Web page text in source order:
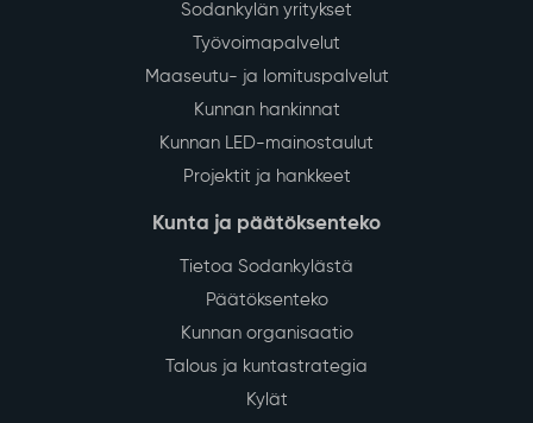
Sodankylän yritykset
Työvoimapalvelut
Maaseutu- ja lomituspalvelut
Kunnan hankinnat
Kunnan LED-mainostaulut
Projektit ja hankkeet
Kunta ja päätöksenteko
Tietoa Sodankylästä
Päätöksenteko
Kunnan organisaatio
Talous ja kuntastrategia
Kylät